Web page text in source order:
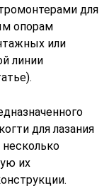
для
опорам
или
линии
для лазания
их